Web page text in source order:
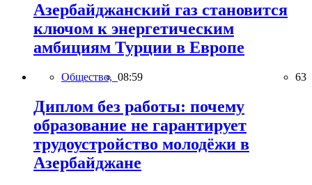
Азербайджанский газ становится
ключом к энергетическим
амбициям Турции в Европе
Общество, 08:59 63
Диплом без работы: почему
образование не гарантирует
трудоустройство молодёжи в
Азербайджане